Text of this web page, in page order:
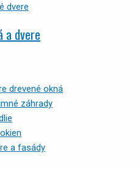
dvere
a dvere
drevené okná
záhrady
a fasády